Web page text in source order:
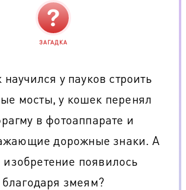
ЗАГАДКА
у пауков строить
мосты, у кошек перенял
в фотоаппарате и
дорожные знаки. А
изобретение появилось
благодаря змеям?